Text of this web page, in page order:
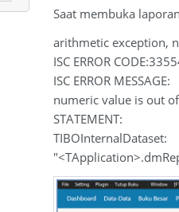
Saat membuka
arithmetic exception,
ISC ERROR
ISC ERROR MESSAGE:
numeric value is out
STATEMENT:
TIBOInternalDataset: